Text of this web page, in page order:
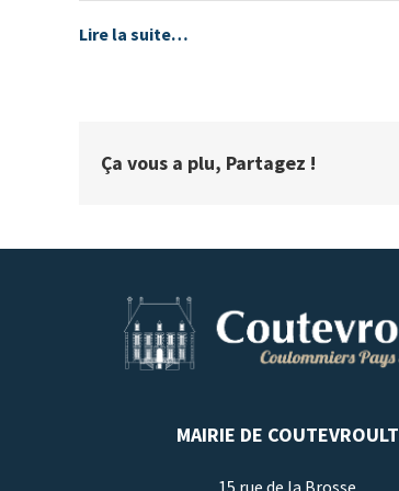
Lire la suite…
Ça vous a plu, Partagez !
MAIRIE DE COUTEVROULT
15 rue de la Brosse